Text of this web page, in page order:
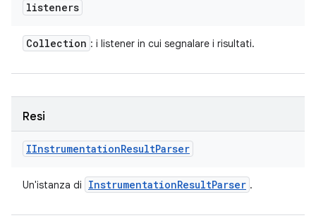
listeners
Collection : i listener in cui segnalare i risultati.
Resi
IInstrumentationResultParser
Un'istanza di InstrumentationResultParser .